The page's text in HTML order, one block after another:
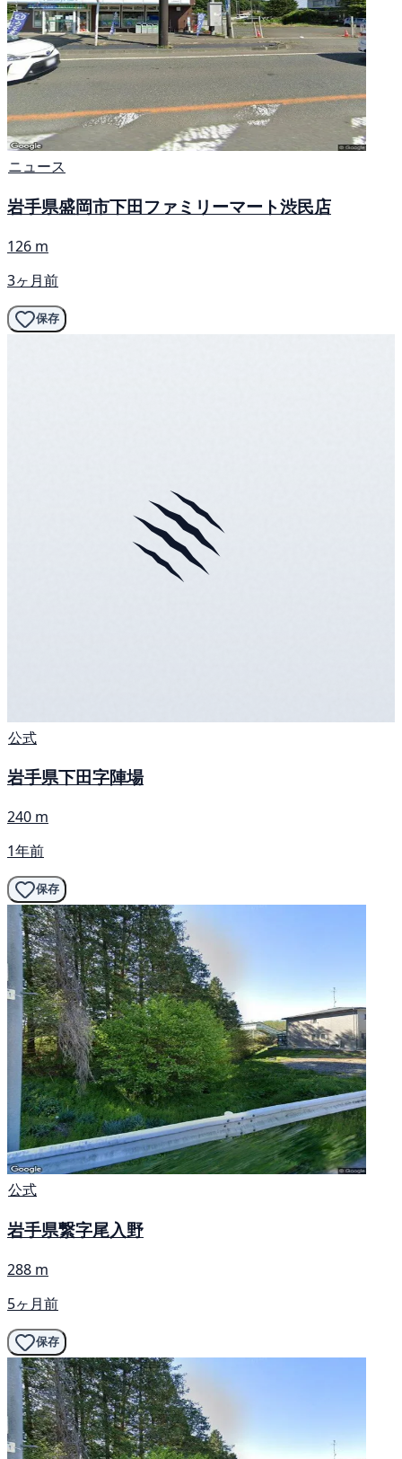
ニュース
岩手県盛岡市下田ファミリーマート渋民店
126 m
3ヶ月前
保存
公式
岩手県下田字陣場
240 m
1年前
保存
公式
岩手県繋字尾入野
288 m
5ヶ月前
保存